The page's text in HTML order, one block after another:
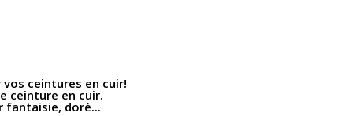
ceintures en cuir!
ceinture en cuir.
fantaisie, doré...